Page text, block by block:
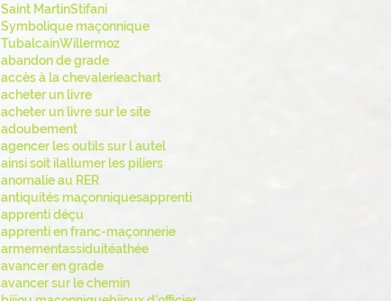
Saint MartinStifani
Symbolique maçonnique
TubalcainWillermoz
abandon de grade
accès à la chevalerieachart
acheter un livre
acheter un livre sur le site
adoubement
agencer les outils sur l autel
ainsi soit ilallumer les piliers
anomalie au RER
antiquités maçonniquesapprenti
apprenti déçu
apprenti en franc-maçonnerie
armementassiduitéathée
avancer en grade
avancer sur le chemin